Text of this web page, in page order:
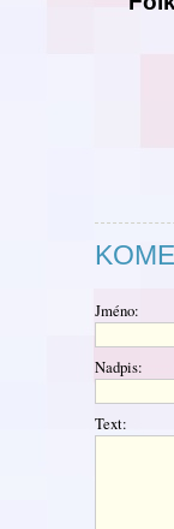
Jméno:
Nadpis:
Text: